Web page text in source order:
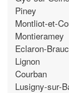
Piney
Montliot-et-
Montieramey
Eclaron-
Lignon
Courban
Lusigny-sur-